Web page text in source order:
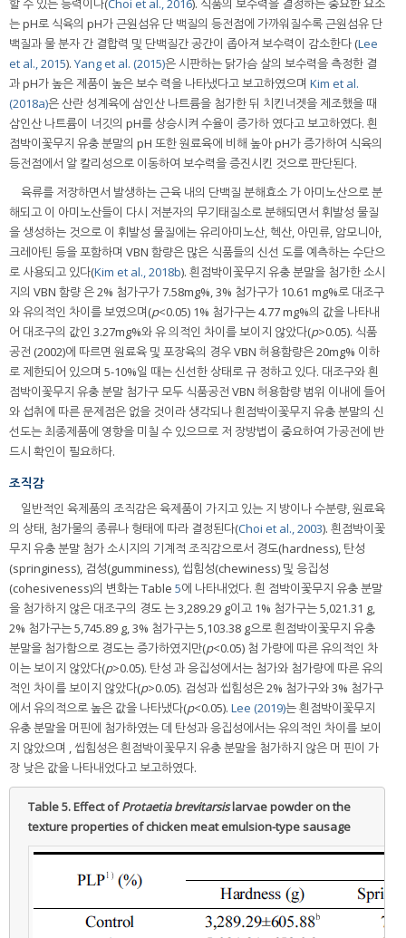
할 수 있는 능력이다(Choi et al., 2016). 식품의 보수력을 결정하는 중요한 요소
는 pH로 식육의 pH가 근원섬유 단 백질의 등전점에 가까워질수록 근원섬유 단
백질과 물 분자 간 결합력 및 단백질간 공간이 좁아져 보수력이 감소한다 (Lee
et al., 2015). Yang et al. (2015)은 시판하는 닭가슴 살의 보수력을 측정한 결
과 pH가 높은 제품이 높은 보수 력을 나타냈다고 보고하였으며 Kim et al.
(2018a)은 산란 성계육에 삼인산 나트륨을 첨가한 뒤 치킨너겟을 제조했을 때
삼인산 나트륨이 너깃의 pH를 상승시켜 수율이 증가하 였다고 보고하였다. 흰
점박이꽃무지 유충 분말의 pH 또한 원료육에 비해 높아 pH가 증가하여 식육의
등전점에서 알 칼리성으로 이동하여 보수력을 증진시킨 것으로 판단된다.
육류를 저장하면서 발생하는 근육 내의 단백질 분해효소 가 아미노산으로 분
해되고 이 아미노산들이 다시 저분자의 무기태질소로 분해되면서 휘발성 물질
을 생성하는 것으로 이 휘발성 물질에는 유리아미노산, 헥산, 아민류, 암모니아,
크레아틴 등을 포함하며 VBN 함량은 많은 식품들의 신선 도를 예측하는 수단으
로 사용되고 있다(Kim et al., 2018b). 흰점박이꽃무지 유충 분말을 첨가한 소시
지의 VBN 함량 은 2% 첨가구가 7.58mg%, 3% 첨가구가 10.61 mg%로 대조구
와 유의적인 차이를 보였으며(p<0.05) 1% 첨가구는 4.77 mg%의 값을 나타내
어 대조구의 값인 3.27mg%와 유 의적인 차이를 보이지 않았다(p>0.05). 식품
공전 (2002)에 따르면 원료육 및 포장육의 경우 VBN 허용함량은 20mg% 이하
로 제한되어 있으며 5-10%일 때는 신선한 상태로 규 정하고 있다. 대조구와 흰
점박이꽃무지 유충 분말 첨가구 모두 식품공전 VBN 허용함량 범위 이내에 들어
와 섭취에 따른 문제점은 없을 것이라 생각되나 흰점박이꽃무지 유충 분말의 신
선도는 최종제품에 영향을 미칠 수 있으므로 저 장방법이 중요하여 가공전에 반
드시 확인이 필요하다.
조직감
일반적인 육제품의 조직감은 육제품이 가지고 있는 지 방이나 수분량, 원료육
의 상태, 첨가물의 종류나 형태에 따라 결정된다(Choi et al., 2003). 흰점박이꽃
무지 유충 분말 첨가 소시지의 기계적 조직감으로서 경도(hardness), 탄성
(springiness), 검성(gumminess), 씹힘성(chewiness) 및 응집성
(cohesiveness)의 변화는 Table 5에 나타내었다. 흰 점박이꽃무지 유충 분말
을 첨가하지 않은 대조구의 경도 는 3,289.29 g이고 1% 첨가구는 5,021.31 g,
2% 첨가구는 5,745.89 g, 3% 첨가구는 5,103.38 g으로 흰점박이꽃무지 유충
분말을 첨가함으로 경도는 증가하였지만(p<0.05) 첨 가량에 따른 유의적인 차
이는 보이지 않았다(p>0.05). 탄성 과 응집성에서는 첨가와 첨가량에 따른 유의
적인 차이를 보이지 않았다(p>0.05). 검성과 씹힘성은 2% 첨가구와 3% 첨가구
에서 유의적으로 높은 값을 나타냈다(p<0.05). Lee (2019)는 흰점박이꽃무지
유충 분말을 머핀에 첨가하였는 데 탄성과 응집성에서는 유의적인 차이를 보이
지 않았으며 , 씹힘성은 흰점박이꽃무지 유충 분말을 첨가하지 않은 머 핀이 가
장 낮은 값을 나타내었다고 보고하였다.
Table 5.Effect ofProtaetia brevitarsislarvae powder on the
texture properties of chicken meat emulsion-type sausage